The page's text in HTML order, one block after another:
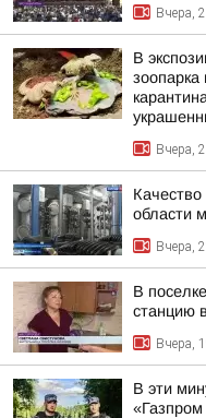
Вчера,
В
зоопарка
Вчера,
области
Вчера,
В
станцию
Вчера,
В эти
«Газпром